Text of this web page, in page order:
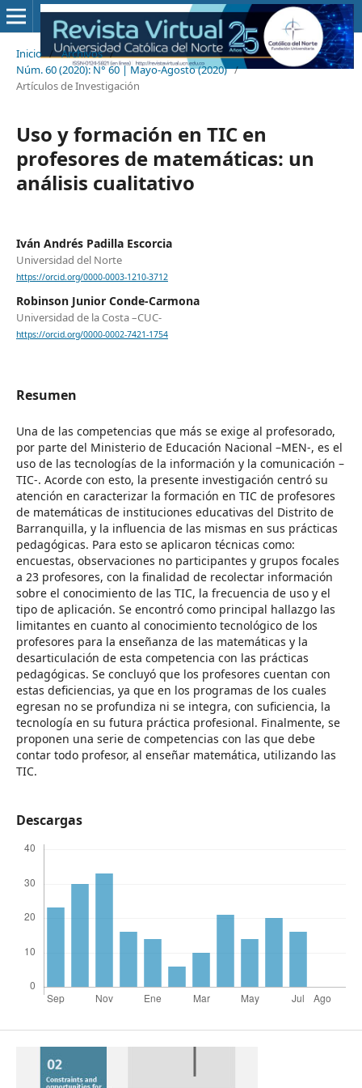
Inicio / Archivos /
Núm. 60 (2020): N° 60 | Mayo-Agosto (2020) /
Artículos de Investigación
Uso y formación en TIC en
profesores de matemáticas: un
análisis cualitativo
Iván Andrés Padilla Escorcia
Universidad del Norte
https://orcid.org/0000-0003-1210-3712
Robinson Junior Conde-Carmona
Universidad de la Costa –CUC-
https://orcid.org/0000-0002-7421-1754
Resumen
Una de las competencias que más se exige al profesorado,
por parte del Ministerio de Educación Nacional –MEN-, es el
uso de las tecnologías de la información y la comunicación –
TIC-. Acorde con esto, la presente investigación centró su
atención en caracterizar la formación en TIC de profesores
de matemáticas de instituciones educativas del Distrito de
Barranquilla, y la influencia de las mismas en sus prácticas
pedagógicas. Para esto se aplicaron técnicas como:
encuestas, observaciones no participantes y grupos focales
a 23 profesores, con la finalidad de recolectar información
sobre el conocimiento de las TIC, la frecuencia de uso y el
tipo de aplicación. Se encontró como principal hallazgo las
limitantes en cuanto al conocimiento tecnológico de los
profesores para la enseñanza de las matemáticas y la
desarticulación de esta competencia con las prácticas
pedagógicas. Se concluyó que los profesores cuentan con
estas deficiencias, ya que en los programas de los cuales
egresan no se profundiza ni se integra, con suficiencia, la
tecnología en su futura práctica profesional. Finalmente, se
proponen una serie de competencias con las que debe
contar todo profesor, al enseñar matemática, utilizando las
TIC.
Descargas